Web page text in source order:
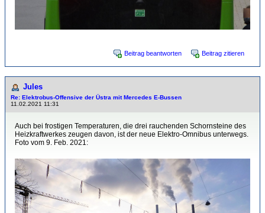
Beitrag beantworten Beitrag zitieren
Jules
Re: Elektrobus-Offensive der Üstra mit Mercedes E-Bussen
11.02.2021 11:31
Auch bei frostigen Temperaturen, die drei rauchenden Schornsteine des
Heizkraftwerkes zeugen davon, ist der neue Elektro-Omnibus unterwegs.
Foto vom 9. Feb. 2021: